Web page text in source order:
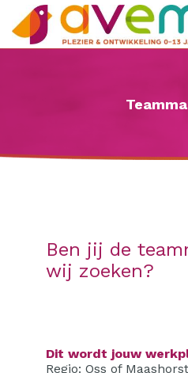
Ben jij de
wij zoeken?
Dit wordt jouw
Regio: Oss of Maashorst